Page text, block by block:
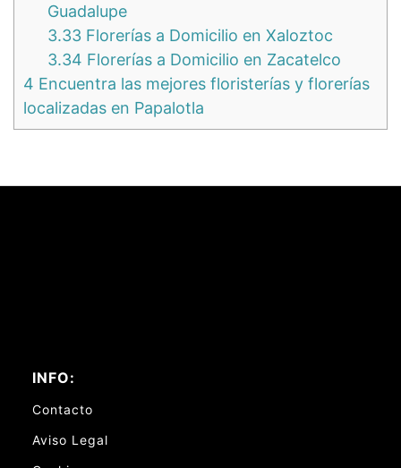
Guadalupe
3.33 Florerías a Domicilio en Xaloztoc
3.34 Florerías a Domicilio en Zacatelco
4 Encuentra las mejores floristerías y florerías
localizadas en Papalotla
INFO:
Contacto
Aviso Legal